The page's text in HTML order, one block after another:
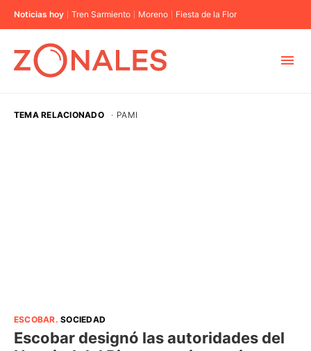
Noticias hoy Tren Sarmiento Moreno Fiesta de la Flor
TEMA RELACIONADO · PAMI
ESCOBAR.SOCIEDAD
Escobar designó las autoridades del